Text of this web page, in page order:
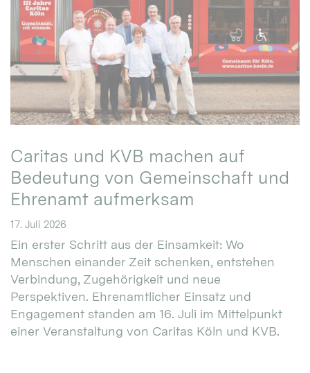
Caritas und KVB machen auf
Bedeutung von Gemeinschaft und
Ehrenamt aufmerksam
17. Juli 2026
Ein erster Schritt aus der Einsamkeit: Wo
Menschen einander Zeit schenken, entstehen
Verbindung, Zugehörigkeit und neue
Perspektiven. Ehrenamtlicher Einsatz und
Engagement standen am 16. Juli im Mittelpunkt
einer Veranstaltung von Caritas Köln und KVB.